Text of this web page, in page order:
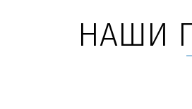
НАШИ